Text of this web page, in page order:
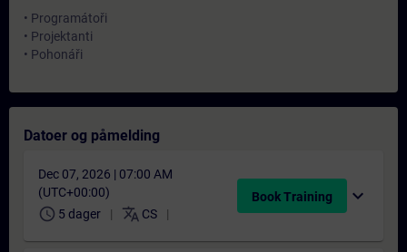
• Programátoři
• Projektanti
• Pohonáři
Datoer og påmelding
Dec 07, 2026 | 07:00 AM
(UTC+00:00)
schedule 5 dager translate CS
Book Training expand_more